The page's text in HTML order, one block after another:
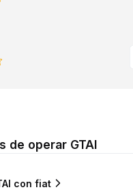
de operar GTAI
con fiat